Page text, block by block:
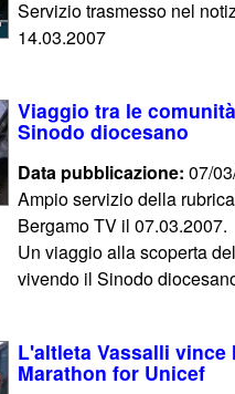
Servizio trasmesso nel
14.03.2007
Viaggio tra le
Sinodo diocesano
Data pubblicazione: 07/
Ampio servizio della
Bergamo TV il 07.03.2007.
Un viaggio alla scoperta
vivendo il Sinodo
L'altleta Vassalli vince
Marathon for Unicef